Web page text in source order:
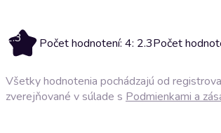
2.3 Počet hodnotení: 4: 2.3Počet
Všetky hodnotenia pochádzajú od
zverejňované v súlade s Podmienkami a